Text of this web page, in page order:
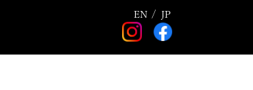
EN JP